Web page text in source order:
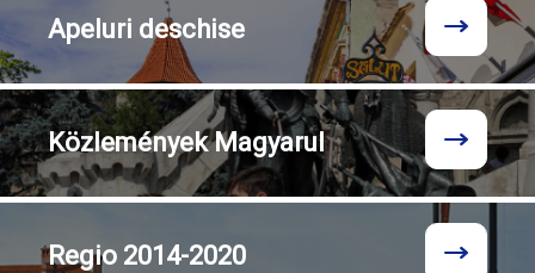
Apeluri deschise
KözleményekMagyarul
Regio 2014-2020